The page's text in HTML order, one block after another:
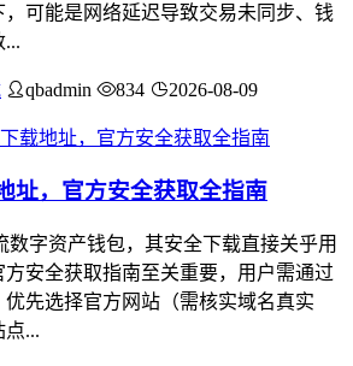
，可能是网络延迟导致交易未同步、钱
...
qbadmin 834 2026-08-09
址，官方安全获取全指南
数字资产钱包，其安全下载直接关乎用
方安全获取指南至关重要，用户需通过
优先选择官方网站（需核实域名真实
点...